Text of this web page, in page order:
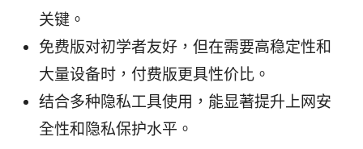
关键。
免费版对初学者友好，但在需要高稳定性和
大量设备时，付费版更具性价比。
结合多种隐私工具使用，能显著提升上网安
全性和隐私保护水平。